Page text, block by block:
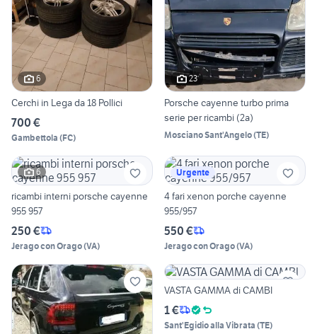
6
Cerchi in Lega da 18 Pollici
700 €
Gambettola (FC)
23
Porsche cayenne turbo prima
serie per ricambi (2a)
Mosciano Sant'Angelo(TE)
6
ricambi interni porsche cayenne
955 957
250 €
Jerago con Orago(VA)
Urgente
4 fari xenon porche cayenne
955/957
550 €
Jerago con Orago(VA)
VASTA GAMMA di CAMBI
1 €
Sant'Egidio alla Vibrata (TE)